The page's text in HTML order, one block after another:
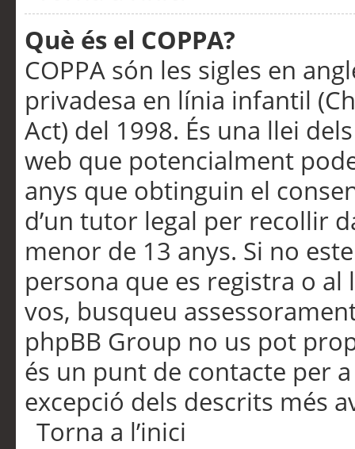
Què és el COPPA?
COPPA són les sigles en
privadesa en línia infantil
Act) del 1998. És una llei
web que potencialment
anys que obtinguin el
d’un tutor legal per recollir
menor de 13 anys. Si no
persona que es registra o
vos, busqueu
phpBB Group no us pot
és un punt de contacte per
excepció dels descrits més
Torna a l’inici